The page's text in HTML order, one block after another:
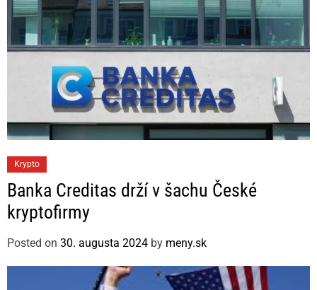
a
t
e
o
r
Krypto
Banka Creditas drží v šachu České
kryptofirmy
Posted on 30. augusta 2024 by meny.sk